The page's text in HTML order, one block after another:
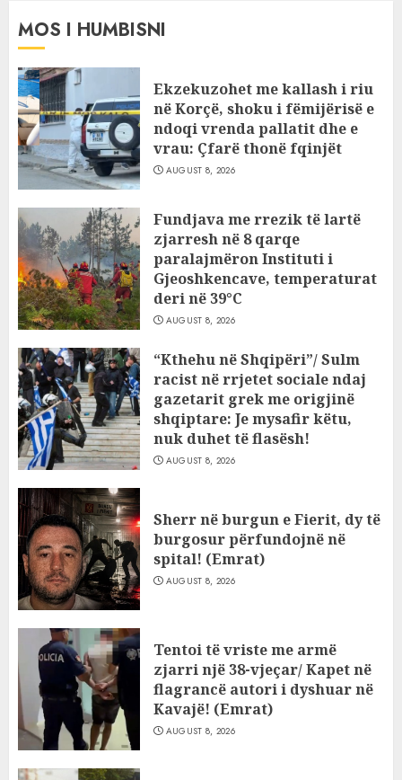
MOS I HUMBISNI
Ekzekuzohet me kallash i riu
në Korçë, shoku i fëmijërisë e
ndoqi vrenda pallatit dhe e
vrau: Çfarë thonë fqinjët
AUGUST 8, 2026
Fundjava me rrezik të lartë
zjarresh në 8 qarqe
paralajmëron Instituti i
Gjeoshkencave, temperaturat
deri në 39°C
AUGUST 8, 2026
“Kthehu në Shqipëri”/ Sulm
racist në rrjetet sociale ndaj
gazetarit grek me origjinë
shqiptare: Je mysafir këtu,
nuk duhet të flasësh!
AUGUST 8, 2026
Sherr në burgun e Fierit, dy të
burgosur përfundojnë në
spital! (Emrat)
AUGUST 8, 2026
Tentoi të vriste me armë
zjarri një 38-vjeçar/ Kapet në
flagrancë autori i dyshuar në
Kavajë! (Emrat)
AUGUST 8, 2026